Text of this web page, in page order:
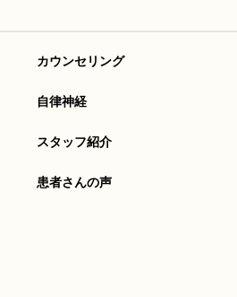
カウンセリング
自律神経
スタッフ紹介
患者さんの声